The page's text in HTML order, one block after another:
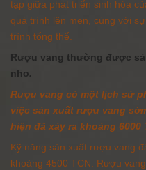
tạp giữa phát triển sinh hóa
quá trình lên men, cùng với
trình tổng thể.
Rượu vang thường được
nho.
Rượu vang có một lịch sử
việc sản xuất rượu vang
hiện đã xảy ra khoảng 6000
Kỹ năng sản xuất rượu vang
khoảng 4500 TCN. Rượu